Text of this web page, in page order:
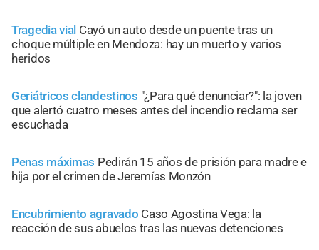
Tragedia vial Cayó un auto desde un puente tras un
choque múltiple en Mendoza: hay un muerto y varios
heridos
Geriátricos clandestinos "¿Para qué denunciar?": la joven
que alertó cuatro meses antes del incendio reclama ser
escuchada
Penas máximas Pedirán 15 años de prisión para madre e
hija por el crimen de Jeremías Monzón
Encubrimiento agravado Caso Agostina Vega: la
reacción de sus abuelos tras las nuevas detenciones